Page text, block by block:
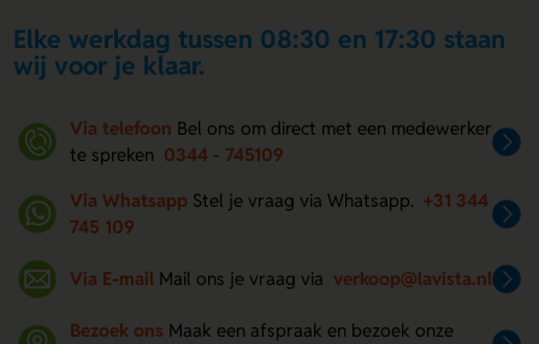
Elke werkdag tussen 08:30 en 17:30 staan
wij voor je klaar.
Via telefoon Bel ons om direct met een medewerker
te spreken 0344 - 745109
Via Whatsapp Stel je vraag via Whatsapp. +31 344
745 109
Via E-mail Mail ons je vraag via verkoop@lavista.nl
Bezoek ons Maak een afspraak en bezoek onze